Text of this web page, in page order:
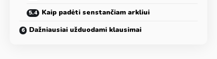
Kaip padėti senstančiam arkliui
Dažniausiai užduodami klausimai